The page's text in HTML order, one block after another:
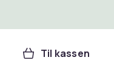
Til kassen